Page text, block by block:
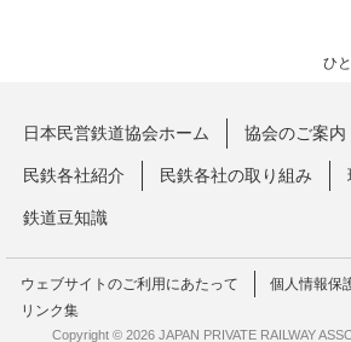
ひ
日本民営鉄道協会ホーム 協会のご案内
民鉄各社紹介 民鉄各社の取り組み
鉄道豆知識
ウェブサイトのご利用にあたって 個人情報保
リンク集
Copyright © 2026 JAPAN PRIVATE RAILWAY